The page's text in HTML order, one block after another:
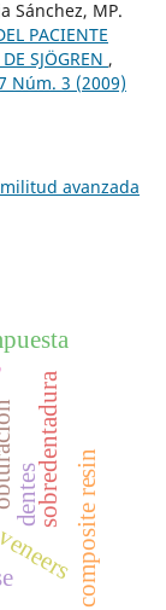
Sánchez, MP.
PACIENTE
SJÖGREN ,
Núm. 3 (2009)
avanzada
composite resin
dentessobredentadura